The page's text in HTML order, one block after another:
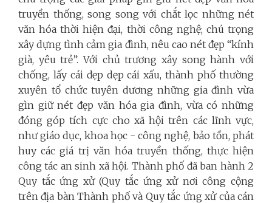
truyền thống, song song với chắt lọc những nét
văn hóa thời hiện đại, thời công nghệ; chú trọng
xây dựng tình cảm gia đình, nêu cao nét đẹp “kính
già, yêu trẻ”. Với chủ trương xây song hành với
chống, lấy cái đẹp dẹp cái xấu, thành phố thường
xuyên tổ chức tuyên dương những gia đình vừa
gìn giữ nét đẹp văn hóa gia đình, vừa có những
đóng góp tích cực cho xã hội trên các lĩnh vực,
như giáo dục, khoa học - công nghệ, bảo tồn, phát
huy các giá trị văn hóa truyền thống, thực hiện
công tác an sinh xã hội. Thành phố đã ban hành 2
Quy tắc ứng xử (Quy tắc ứng xử nơi công cộng
trên địa bàn Thành phố và Quy tắc ứng xử của cán